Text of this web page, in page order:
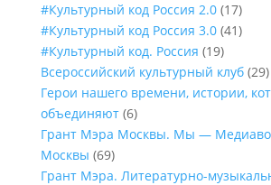
#Культурный код Россия 2.0(17)
#Культурный код Россия 3.0(41)
#Культурный код. Россия (19)
Всероссийский культурный клуб(29)
Герои нашего времени, истории,
объединяют(6)
Грант Мэра Москвы. Мы —
Москвы (69)
Грант Мэра. Литературно-